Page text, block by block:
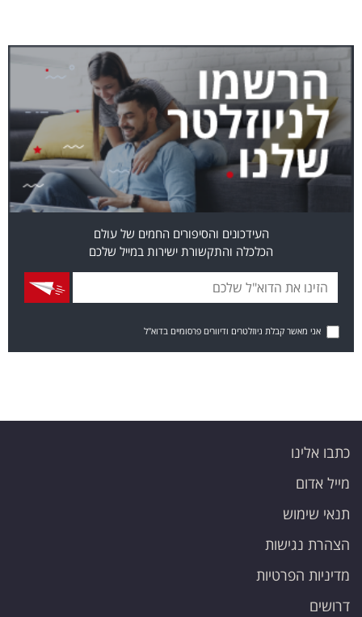
העידכונים והסיפורים החמים של עולם
הכלכלה והתקשורת ישירות במייל שלכם
אני מאשר קבלת ניוזלטרים ודיוורים פרסומיים בדוא"ל
כתבו אלינו
מייל אדום
תנאי שימוש
הצהרת נגישות
מדיניות הפרטיות
דרושים